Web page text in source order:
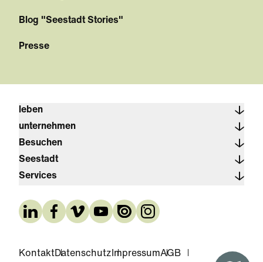
Blog "Seestadt Stories"
Presse
leben
unternehmen
Besuchen
Seestadt
Services
KontaktDatenschutz ImpressumAGB